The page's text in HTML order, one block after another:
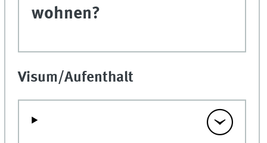
wohnen?
Visum/Aufenthalt